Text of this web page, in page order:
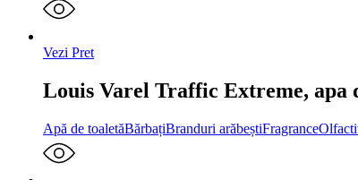
Vezi Pret
Louis Varel Traffic Extreme, apa
Apă de toaletăBărbațiBranduri arăbeștiFragrance